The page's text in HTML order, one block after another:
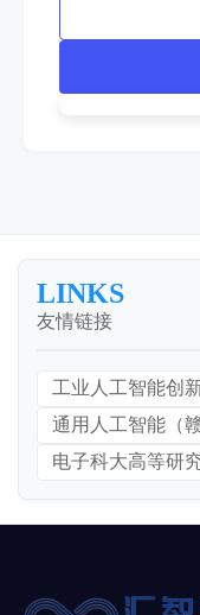
LINKS
友情链接
工业人工智能创
通用人工智能（
电子科大高等研